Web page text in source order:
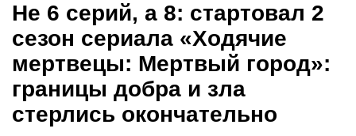
Не 6 серий, а 8: стартовал 2
сезон сериала «Ходячие
мертвецы: Мертвый город»:
границы добра и зла
стерлись окончательно